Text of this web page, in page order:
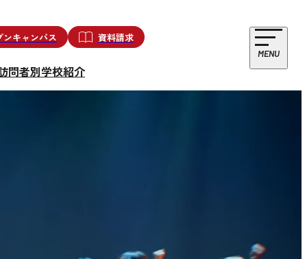
ンキャンパス 資料請求
問者別学校紹介
MENU